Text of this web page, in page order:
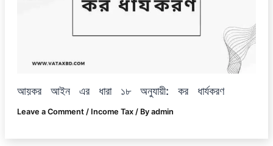
আয়কর আইন এর ধারা ১৮ অনুযায়ী: কর ধার্যকরণ
Leave a Comment / Income Tax/ By admin